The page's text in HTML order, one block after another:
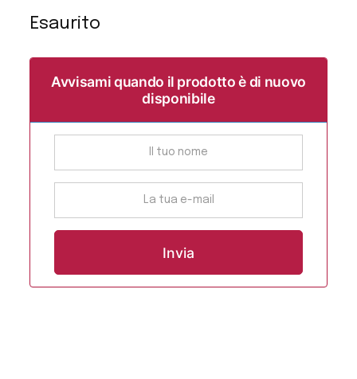
Esaurito
Avvisami quando il prodotto è di nuovo
disponibile